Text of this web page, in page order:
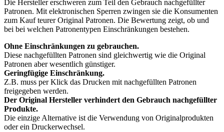
Die Hersteller erschweren zum Teil den Gebrauch nachgefüllter
Patronen. Mit elektronischen Sperren zwingen sie die Konsumenten
zum Kauf teurer Original Patronen. Die Bewertung zeigt, ob und
bei bei welchen Patronentypen Einschränkungen bestehen.
Ohne Einschränkungen zu gebrauchen.
Diese nachgefüllten Patronen sind gleichwertig wie die Original
Patronen aber wesentlich günstiger.
Geringfügige Einschränkung.
Z.B. muss per Klick das Drucken mit nachgefüllten Patronen
freigegeben werden.
Der Original Hersteller verhindert den Gebrauch nachgefüllter
Produkte.
Die einzige Alternative ist die Verwendung von Originalprodukten
oder ein Druckerwechsel.